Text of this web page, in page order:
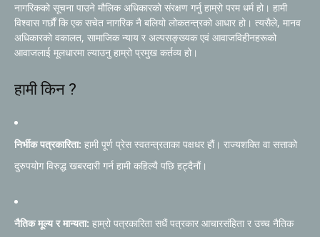
नागरिकको सूचना पाउने मौलिक अधिकारको संरक्षण गर्नु हाम्रो परम धर्म हो। हामी
विश्वास गर्छौं कि एक सचेत नागरिक नै बलियो लोकतन्त्रको आधार हो। त्यसैले, मानव
अधिकारको वकालत, सामाजिक न्याय र अल्पसङ्ख्यक एवं आवाजविहीनहरूको
आवाजलाई मूलधारमा ल्याउनु हाम्रो प्रमुख कर्तव्य हो।
हामी किन ?
निर्भीक पत्रकारिता: हामी पूर्ण प्रेस स्वतन्त्रताका पक्षधर हौं। राज्यशक्ति वा सत्ताको
दुरुपयोग विरुद्ध खबरदारी गर्न हामी कहिल्यै पछि हट्दैनौं।
नैतिक मूल्य र मान्यता: हाम्रो पत्रकारिता सधैं पत्रकार आचारसंहिता र उच्च नैतिक